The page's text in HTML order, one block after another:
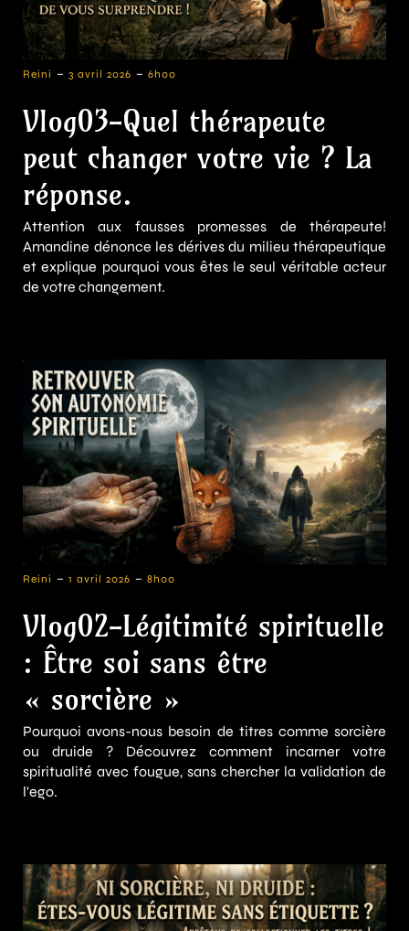
Reini - 3 avril 2026 - 6h00
Vlog03-Quel thérapeute
peut changer votre vie ? La
réponse.
Attention aux fausses promesses de thérapeute!
Amandine dénonce les dérives du milieu thérapeutique
et explique pourquoi vous êtes le seul véritable acteur
de votre changement.
Reini - 1 avril 2026 - 8h00
Vlog02-Légitimité spirituelle
: Être soi sans être
« sorcière »
Pourquoi avons-nous besoin de titres comme sorcière
ou druide ? Découvrez comment incarner votre
spiritualité avec fougue, sans chercher la validation de
l'ego.